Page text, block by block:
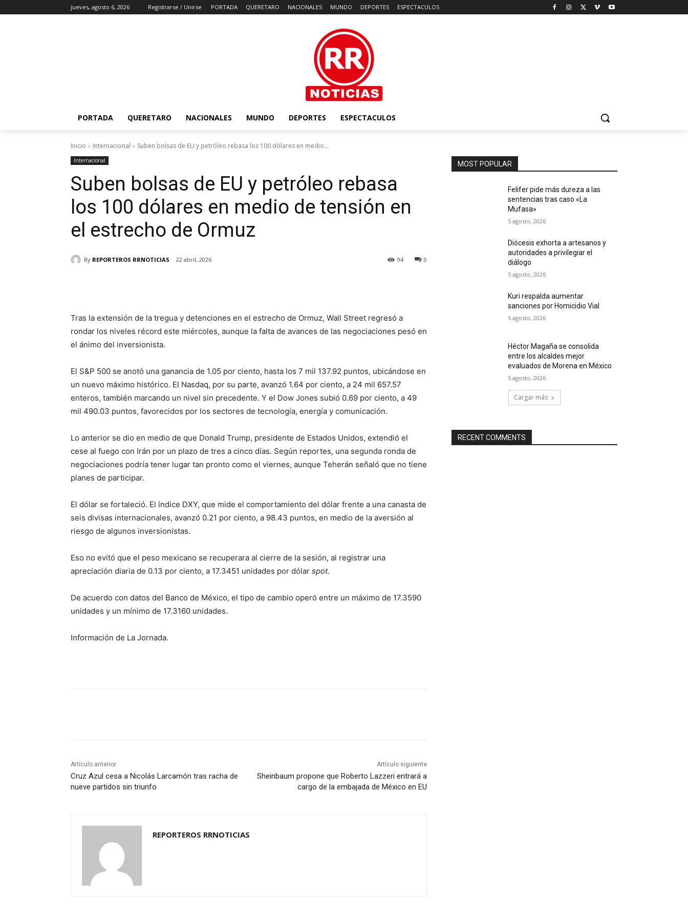
jueves, agosto 6, 2026 Registrarse / Unirse PORTADA QUERETARO NACIONALES MUNDO DEPORTES ESPECTACULOS
PORTADA QUERETARO NACIONALES MUNDO DEPORTES ESPECTACULOS
Inicio Internacional Suben bolsas de EU y petróleo rebasa los 100 dólares en medio...
Internacional
Suben bolsas de EU y petróleo rebasa
los 100 dólares en medio de tensión en
el estrecho de Ormuz
By REPORTEROS RRNOTICIAS 22 abril, 2026 0
94
Tras la extensión de la tregua y detenciones en el estrecho de Ormuz, Wall Street regresó a
rondar los niveles récord este miércoles, aunque la falta de avances de las negociaciones pesó en
el ánimo del inversionista.
El S&P 500 se anotó una ganancia de 1.05 por ciento, hasta los 7 mil 137.92 puntos, ubicándose en
un nuevo máximo histórico. El Nasdaq, por su parte, avanzó 1.64 por ciento, a 24 mil 657.57
enteros, también marcando un nivel sin precedente. Y el Dow Jones subió 0.69 por ciento, a 49
mil 490.03 puntos, favorecidos por los sectores de tecnología, energía y comunicación.
Lo anterior se dio en medio de que Donald Trump, presidente de Estados Unidos, extendió el
cese al fuego con Irán por un plazo de tres a cinco días. Según reportes, una segunda ronda de
negociaciones podría tener lugar tan pronto como el viernes, aunque Teherán señaló que no tiene
planes de participar.
El dólar se fortaleció. El índice DXY, que mide el comportamiento del dólar frente a una canasta de
seis divisas internacionales, avanzó 0.21 por ciento, a 98.43 puntos, en medio de la aversión al
riesgo de algunos inversionistas.
Eso no evitó que el peso mexicano se recuperara al cierre de la sesión, al registrar una
apreciación diaria de 0.13 por ciento, a 17.3451 unidades por dólar spot.
De acuerdo con datos del Banco de México, el tipo de cambio operó entre un máximo de 17.3590
unidades y un mínimo de 17.3160 unidades.
Información de La Jornada.
Artículo anterior
Cruz Azul cesa a Nicolás Larcamón tras racha de
nueve partidos sin triunfo
Artículo siguiente
Sheinbaum propone que Roberto Lazzeri entrará a
cargo de la embajada de México en EU
REPORTEROS RRNOTICIAS
MOST POPULAR
Felifer pide más dureza a las
sentencias tras caso «La
Mufasa»
5 agosto, 2026
Diócesis exhorta a artesanos y
autoridades a privilegiar el
diálogo
5 agosto, 2026
Kuri respalda aumentar
sanciones por Homicidio Vial
5 agosto, 2026
Héctor Magaña se consolida
entre los alcaldes mejor
evaluados de Morena en México
5 agosto, 2026
Cargar más
RECENT COMMENTS